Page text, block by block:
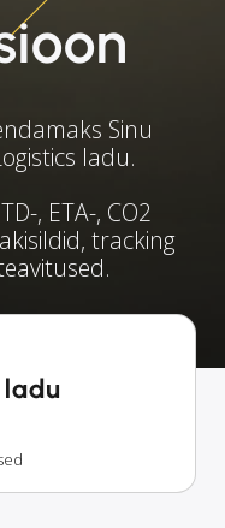
Sinu
ladu.
, ETA-, CO2
tracking
ladu